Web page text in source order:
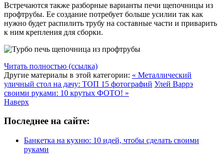
Встречаются также разборные варианты печи щепочницы из
профтрубы. Ее создание потребует больше усилии так как
нужно будет распилить трубу на составные части и приварить
к ним крепления для сборки.
Читать полностью (ссылка)
Другие материалы в этой категории: « Металлический
уличный стол на дачу: ТОП 15 фотографий Улей Варрэ
своими руками: 10 крутых ФОТО! »
Наверх
Последнее на сайте:
Банкетка на кухню: 10 идей, чтобы сделать своими
руками